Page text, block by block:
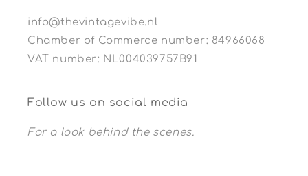
info@thevintagevibe.nl
Chamber of Commerce number: 84966068
VAT number: NL004039757B91
Follow us on social media
For a look behind the scenes.